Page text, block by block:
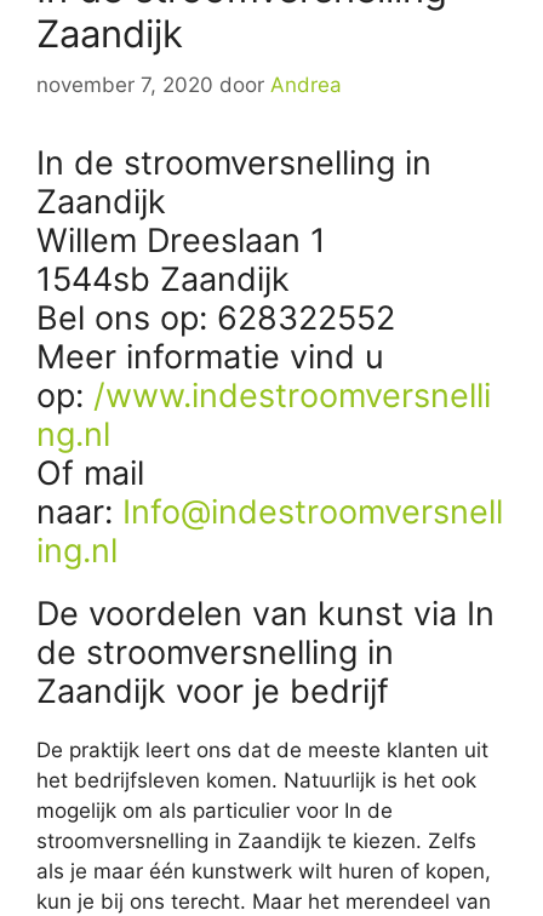
Zaandijk
november 7, 2020 door Andrea
In de stroomversnelling in
Zaandijk
Willem Dreeslaan 1
1544sb Zaandijk
Bel ons op: 628322552
Meer informatie vind u
op: /www.indestroomversnelli
ng.nl
Of mail
naar: Info@indestroomversnell
ing.nl
De voordelen van kunst via In
de stroomversnelling in
Zaandijk voor je bedrijf
De praktijk leert ons dat de meeste klanten uit
het bedrijfsleven komen. Natuurlijk is het ook
mogelijk om als particulier voor In de
stroomversnelling in Zaandijk te kiezen. Zelfs
als je maar één kunstwerk wilt huren of kopen,
kun je bij ons terecht. Maar het merendeel van